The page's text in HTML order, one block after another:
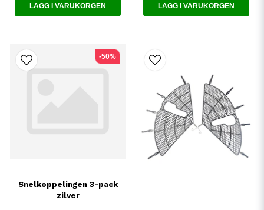
LÄGG I VARUKORGEN LÄGG I VARUKORGEN
Snelkoppelingen 3-pack
zilver
-50%